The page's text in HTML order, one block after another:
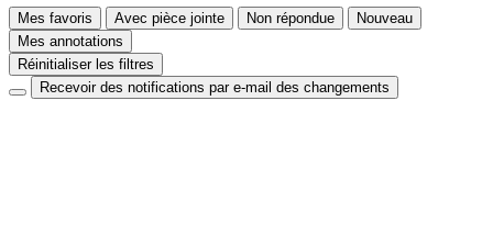
Mes favoris Avec pièce jointe Non répondue
Nouveau
Mes annotations
Réinitialiser les filtres
Recevoir des notifications par e-mail des changements